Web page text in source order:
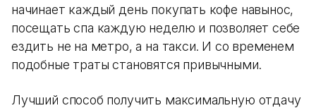
начинает каждый день покупать кофе навынос,
посещать спа каждую неделю и позволяет себе
ездить не на метро, а на такси. И со временем
подобные траты становятся привычными.
Лучший способ получить максимальную отдачу